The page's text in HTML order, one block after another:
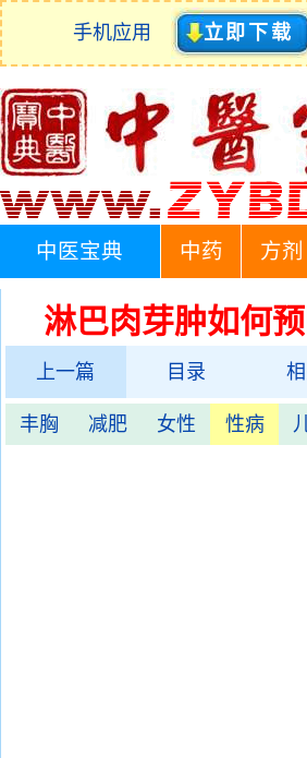
手机应用 立即下载
中医宝典 中药 方剂
淋巴肉芽肿如何
上一篇 目录
丰胸 减肥 女性 性病